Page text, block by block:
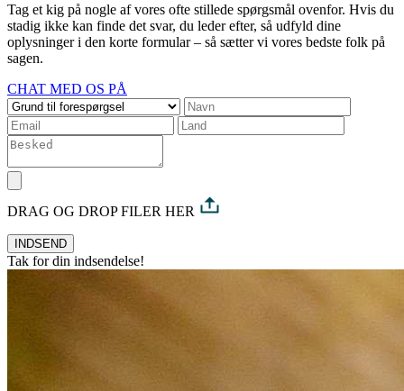
Tag et kig på nogle af vores ofte stillede spørgsmål ovenfor. Hvis du
stadig ikke kan finde det svar, du leder efter, så udfyld dine
oplysninger i den korte formular – så sætter vi vores bedste folk på
sagen.
CHAT MED OS PÅ
DRAG OG DROP FILER HER
INDSEND
Tak for din indsendelse!